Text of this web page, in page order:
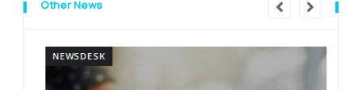
Other News
NEWSDESK